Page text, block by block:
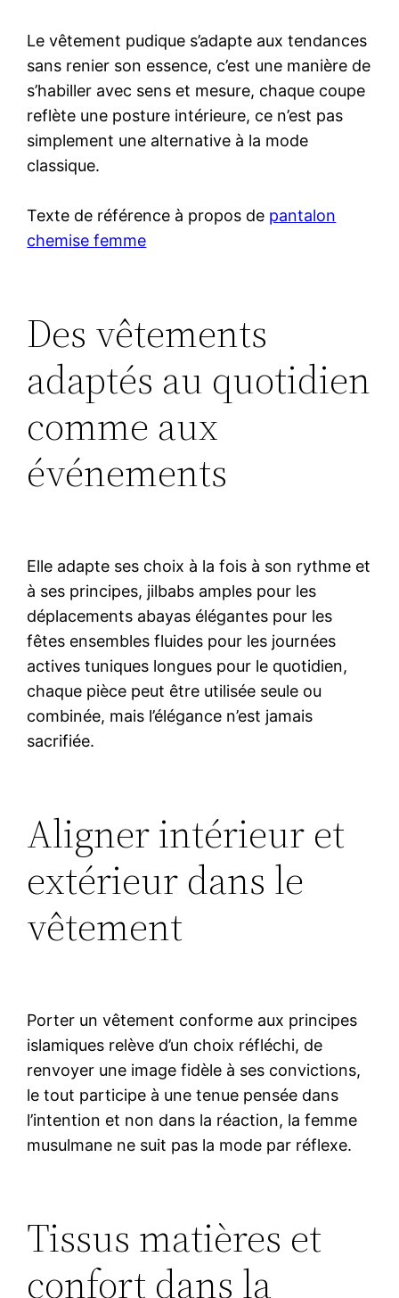
Le vêtement pudique s’adapte aux tendances
sans renier son essence, c’est une manière de
s’habiller avec sens et mesure, chaque coupe
reflète une posture intérieure, ce n’est pas
simplement une alternative à la mode
classique.
Texte de référence à propos de pantalon
chemise femme
Des vêtements
adaptés au quotidien
comme aux
événements
Elle adapte ses choix à la fois à son rythme et
à ses principes, jilbabs amples pour les
déplacements abayas élégantes pour les
fêtes ensembles fluides pour les journées
actives tuniques longues pour le quotidien,
chaque pièce peut être utilisée seule ou
combinée, mais l’élégance n’est jamais
sacrifiée.
Aligner intérieur et
extérieur dans le
vêtement
Porter un vêtement conforme aux principes
islamiques relève d’un choix réfléchi, de
renvoyer une image fidèle à ses convictions,
le tout participe à une tenue pensée dans
l’intention et non dans la réaction, la femme
musulmane ne suit pas la mode par réflexe.
Tissus matières et
confort dans la